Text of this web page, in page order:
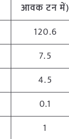
आवक टन में)
120.6
7.5
4.5
0.1
1